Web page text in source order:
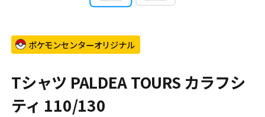
ポケモンセンターオリジナル
Tシャツ PALDEA TOURS カラフシ
ティ 110/130